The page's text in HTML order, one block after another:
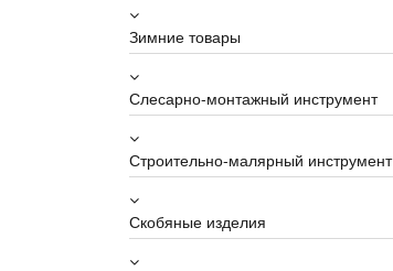
Зимние товары
Слесарно-монтажный инструмент
Строительно-малярный инструмент
Скобяные изделия